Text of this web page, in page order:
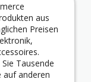
aus
Preisen
Tausende
auf anderen